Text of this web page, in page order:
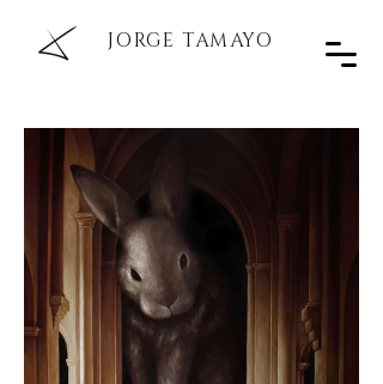
JORGE TAMAYO